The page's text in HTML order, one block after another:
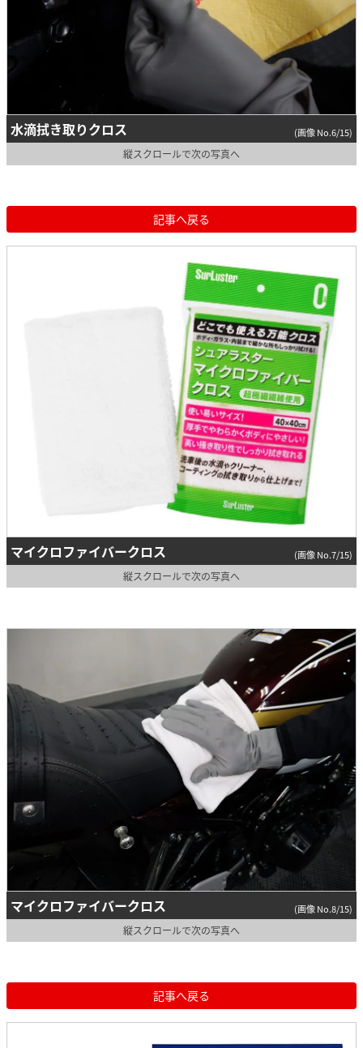
水滴拭き取りクロス (画像 No.6/15)
縦スクロールで次の写真へ
記事へ戻る
マイクロファイバークロス (画像 No.7/15)
縦スクロールで次の写真へ
マイクロファイバークロス (画像 No.8/15)
縦スクロールで次の写真へ
記事へ戻る